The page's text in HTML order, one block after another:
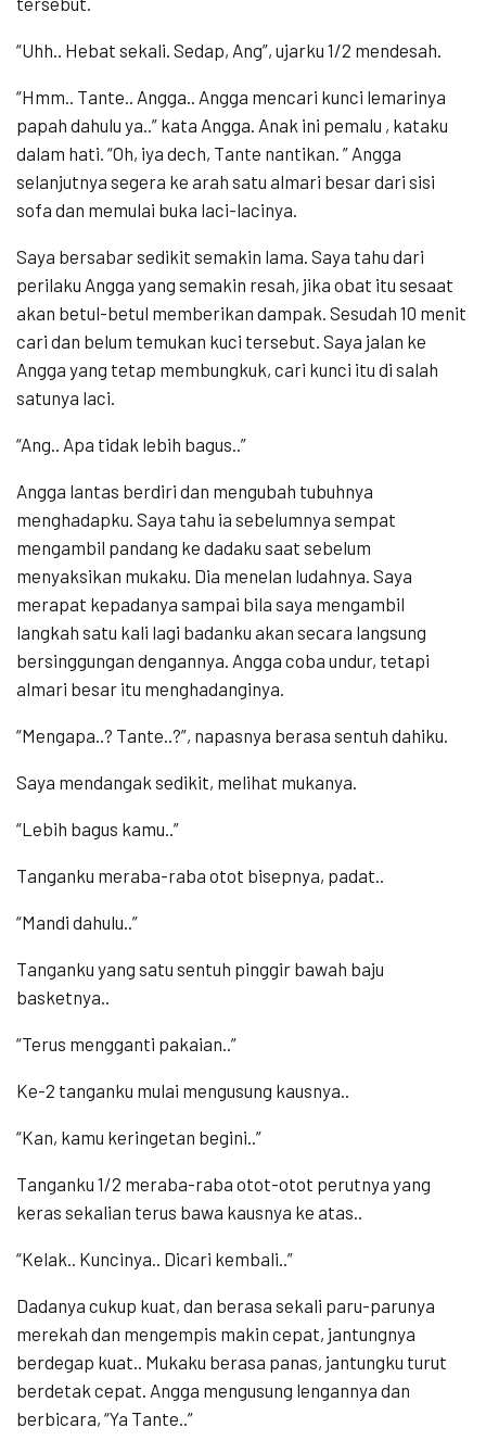
“Uhh.. Hebat sekali. Sedap, Ang”, ujarku 1/2 mendesah.
“Hmm.. Tante.. Angga.. Angga mencari kunci lemarinya
papah dahulu ya..” kata Angga. Anak ini pemalu , kataku
dalam hati. “Oh, iya dech, Tante nantikan. ” Angga
selanjutnya segera ke arah satu almari besar dari sisi
sofa dan memulai buka laci-lacinya.
Saya bersabar sedikit semakin lama. Saya tahu dari
perilaku Angga yang semakin resah, jika obat itu sesaat
akan betul-betul memberikan dampak. Sesudah 10 menit
cari dan belum temukan kuci tersebut. Saya jalan ke
Angga yang tetap membungkuk, cari kunci itu di salah
satunya laci.
“Ang.. Apa tidak lebih bagus..”
Angga lantas berdiri dan mengubah tubuhnya
menghadapku. Saya tahu ia sebelumnya sempat
mengambil pandang ke dadaku saat sebelum
menyaksikan mukaku. Dia menelan ludahnya. Saya
merapat kepadanya sampai bila saya mengambil
langkah satu kali lagi badanku akan secara langsung
bersinggungan dengannya. Angga coba undur, tetapi
almari besar itu menghadanginya.
“Mengapa..? Tante..?”, napasnya berasa sentuh dahiku.
Saya mendangak sedikit, melihat mukanya.
“Lebih bagus kamu..”
Tanganku meraba-raba otot bisepnya, padat..
“Mandi dahulu..”
Tanganku yang satu sentuh pinggir bawah baju
basketnya..
“Terus mengganti pakaian..”
Ke-2 tanganku mulai mengusung kausnya..
“Kan, kamu keringetan begini..”
Tanganku 1/2 meraba-raba otot-otot perutnya yang
keras sekalian terus bawa kausnya ke atas..
“Kelak.. Kuncinya.. Dicari kembali..”
Dadanya cukup kuat, dan berasa sekali paru-parunya
merekah dan mengempis makin cepat, jantungnya
berdegap kuat.. Mukaku berasa panas, jantungku turut
berdetak cepat. Angga mengusung lengannya dan
berbicara, “Ya Tante..”